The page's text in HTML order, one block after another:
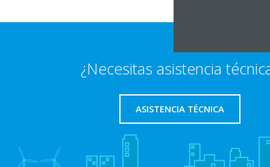
¿Necesitas asistencia
ASISTENCIA TÉCNICA